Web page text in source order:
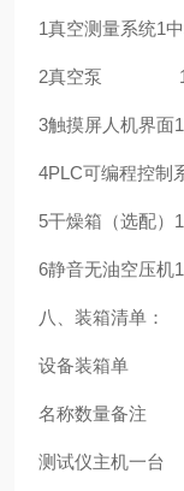
1真空测量系统1
2真空泵
3触摸屏人机界面1
4PLC可编程控制
5干燥箱（选配） 1
6静音无油空压机1
八、装箱清单：
设备装箱单
名称数量备注
测试仪主机一台